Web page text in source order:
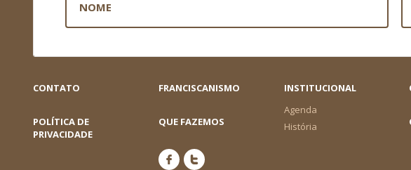
CONTATO FRANCISCANISMO
INSTITUCIONAL
Agenda
História
POLÍTICA DE
PRIVACIDADE
QUE FAZEMOS